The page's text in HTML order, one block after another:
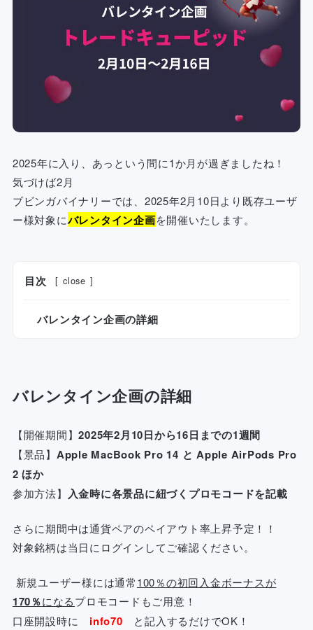
2025年に入り、あっという間に1か月が過ぎましたね！
気づけば2月
ブビンガバイナリーでは、2025年2月10日より既存ユーザ
ー様対象にバレンタイン企画を開催いたします。
目次 [ close ]
バレンタイン企画の詳細
バレンタイン企画の詳細
【開催期間】2025年2月10日から16日までの1週間
【景品】 Apple MacBook Pro 14 と Apple AirPods Pro
2 ほか
参加方法】 入金時に各景品に紐づくプロモコードを記載
さらに期間中は通貨ペアのペイアウト率上昇予定！！
対象銘柄は当日にログインしてご確認ください。
新規ユーザー様には通常100％の初回入金ボーナスが
170％になるプロモコードもご用意！
口座開設時に info70 と記入するだけでOK！